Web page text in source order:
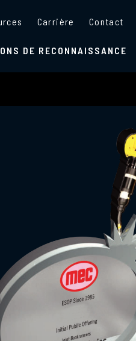
Carrière Contact
DE RECONNAISSANCE